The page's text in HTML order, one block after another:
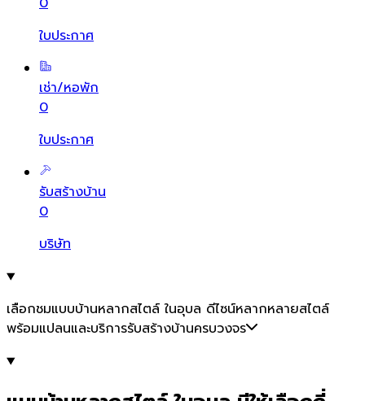
ใบประกาศ
เช่า/หอพัก
0
ใบประกาศ
รับสร้างบ้าน
0
บริษัท
เลือกชมแบบบ้านหลากสไตล์ ในอุบล ดีไซน์หลากหลายสไตล์
พร้อมแปลนและบริการรับสร้างบ้านครบวงจร